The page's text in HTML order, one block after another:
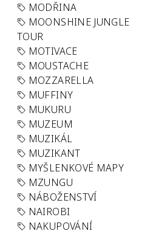
MODŘINA
MOONSHINE JUNGLE
TOUR
MOTIVACE
MOUSTACHE
MOZZARELLA
MUFFINY
MUKURU
MUZEUM
MUZIKÁL
MUZIKANT
MYŠLENKOVÉ MAPY
MZUNGU
NÁBOŽENSTVÍ
NAIROBI
NAKUPOVÁNÍ